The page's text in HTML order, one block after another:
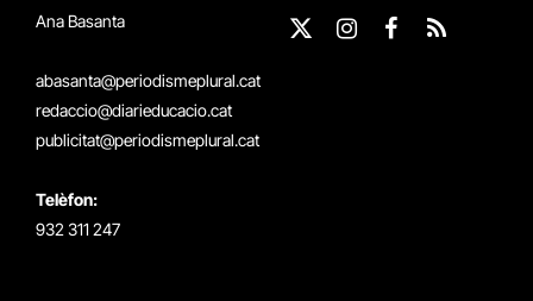
Ana Basanta
abasanta@periodismeplural.cat
redaccio@diarieducacio.cat
publicitat@periodismeplural.cat
Telèfon:
932 311 247
X
Instagram
Facebook
RSS